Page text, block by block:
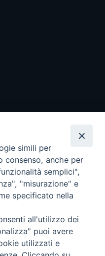
i diritti riservati - Vita
simili per
consenso, anche per
semplici",
"misurazione" e
specificato nella
all'utilizzo dei
puoi avere
utilizzati e